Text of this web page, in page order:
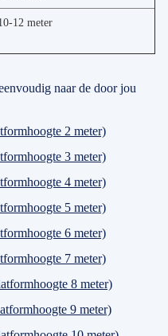
12 meter
naar de door jou
2 meter)
3 meter)
4 meter)
5 meter)
6 meter)
7 meter)
8 meter)
9 meter)